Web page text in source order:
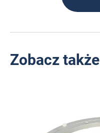
Zobacz także